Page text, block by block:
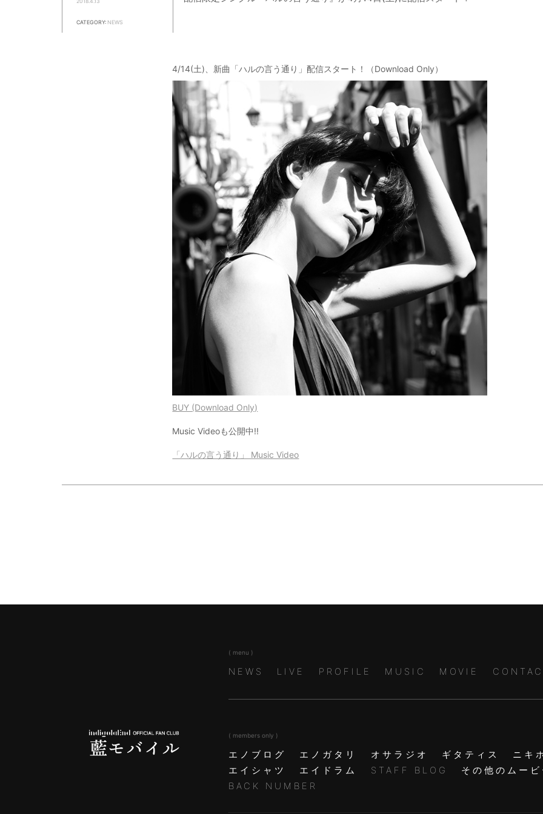
CATEGORY:NEWS
4/14(土)、新曲「ハルの言う通り」配信スタート！（Download Only）
BUY (Download Only)
Music Videoも公開中!!
「ハルの言う通り」 Music Video
( menu )
NEWS LIVE PROFILE MUSIC MOVIE
( members only )
エノブログ エノガタリ オサラジオ ギタティス ニキ
エイシャツ
エイドラム STAFF BLOG その他のムービ
BACK NUMBER